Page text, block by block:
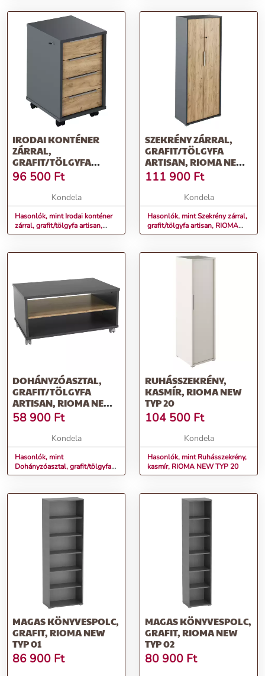
IRODAI KONTÉNER
ZÁRRAL,
GRAFIT/TÖLGYFA
ARTISAN, RIOMA NEW
TYP 30
96 500 Ft
Kondela
Hasonlók, mint Irodai konténer
zárral, grafit/tölgyfa artisan,
RIOMA NEW TYP 30
SZEKRÉNY ZÁRRAL,
GRAFIT/TÖLGYFA
ARTISAN, RIOMA NEW
TYP 31
111 900 Ft
Kondela
Hasonlók, mint Szekrény zárral,
grafit/tölgyfa artisan, RIOMA
NEW TYP 31
DOHÁNYZÓASZTAL,
GRAFIT/TÖLGYFA
ARTISAN, RIOMA NEW
TYP 32
58 900 Ft
Kondela
Hasonlók, mint
Dohányzóasztal, grafit/tölgyfa
artisan, RIOMA NEW TYP 32
RUHÁSSZEKRÉNY,
KASMÍR, RIOMA NEW
TYP 20
104 500 Ft
Kondela
Hasonlók, mint Ruhásszekrény,
kasmír, RIOMA NEW TYP 20
MAGAS KÖNYVESPOLC,
GRAFIT, RIOMA NEW
TYP 01
86 900 Ft
MAGAS KÖNYVESPOLC,
GRAFIT, RIOMA NEW
TYP 02
80 900 Ft